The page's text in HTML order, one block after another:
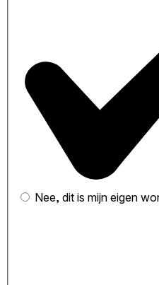
Nee, dit is mijn eigen